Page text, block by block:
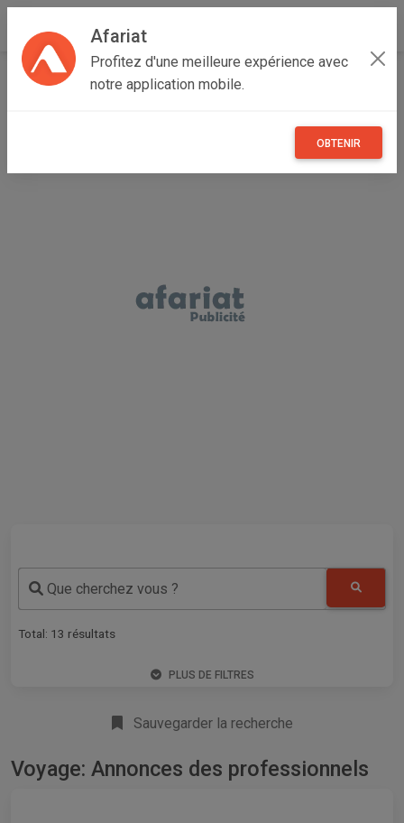
Afariat
Profitez d'une meilleure expérience avec
notre application mobile.
OBTENIR
Accueil Recherche Professionnel
Que cherchez vous ?
Total: 13 résultats
PLUS DE FILTRES
Sauvegarder la recherche
Voyage: Annonces des professionnels